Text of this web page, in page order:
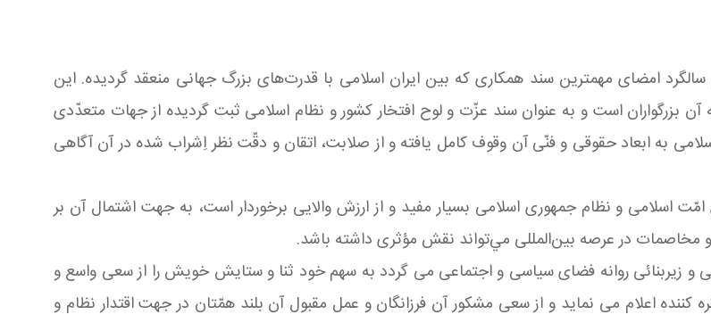
امضای مهمترین سند همکارى که بین ایران اسلامى با قدرت‌هاى بزرگ جهانى منعقد گردیده. این
است و به عنوان سند عزّت و لوح افتخار کشور و نظام اسلامی ثبت گردیده از جهات متعدّدى
به ابعاد حقوقى و فنّى آن وقوف کامل یافته و از صلابت، اتقان و دقّت نظر اِشراب شده در آن آگاهى
اسلامى و نظام جمهورى اسلامى بسیار مفید و از ارزش والایى برخوردار است، به جهت اشتمال آن بر
در عرصه بین‌المللى مي‌تواند نقش مؤثرى داشته باشد.
و زیربنائى روانه فضاى سیاسى و اجتماعی مى گردد به سهم خود ثنا و ستایش خویش را از سعى واسع و
اعلام مى نماید و از سعى مشکور آن فرزانگان و عمل مقبول آن بلند همّتان در جهت اقتدار نظام و